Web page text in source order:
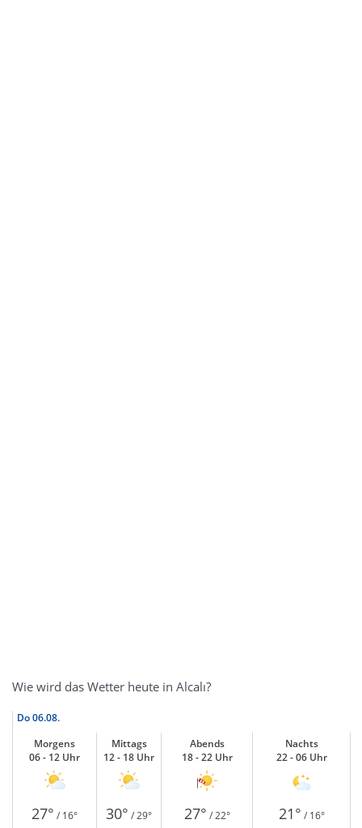
Wie wird das Wetter heute in Alcalı?
Do06.08.
Morgens
06 - 12 Uhr
Mittags
12 - 18 Uhr
Abends
18 - 22 Uhr
Nachts
22 - 06 Uhr
27° / 16° 30° / 29° 27° / 22° 21° / 16°